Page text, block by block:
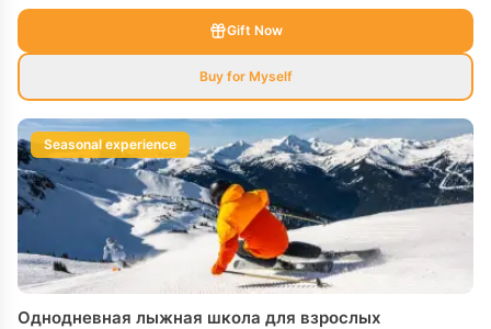
контролируемую среду для обучения.
Gift Now
Buy for Myself
Seasonal experience
Однодневная лыжная школа для взрослых